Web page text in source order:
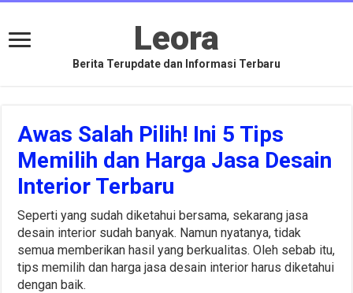
Leora
Berita Terupdate dan Informasi Terbaru
Awas Salah Pilih! Ini 5 Tips
Memilih dan Harga Jasa Desain
Interior Terbaru
Seperti yang sudah diketahui bersama, sekarang jasa
desain interior sudah banyak. Namun nyatanya, tidak
semua memberikan hasil yang berkualitas. Oleh sebab itu,
tips memilih dan harga jasa desain interior harus diketahui
dengan baik.